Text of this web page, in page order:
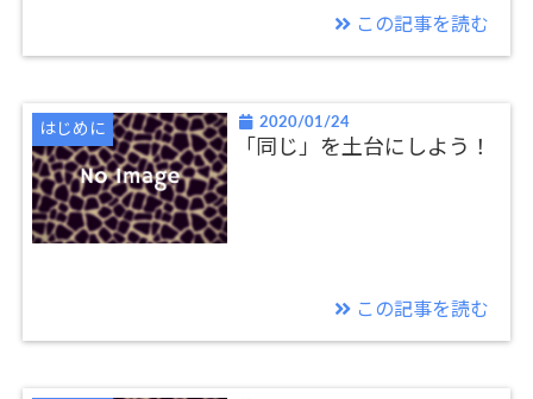
この記事を読む
はじめに 2020/01/24
「同じ」を土台にしよう！
この記事を読む